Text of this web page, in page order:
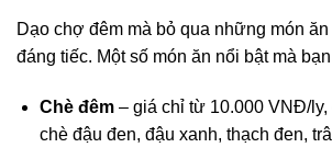
Dạo chợ đêm mà bỏ qua những món
đáng tiếc. Một số món ăn nổi bật mà
Chè đêm– giá chỉ từ 10.000 VNĐ/
chè đậu đen, đậu xanh, thạch đen,